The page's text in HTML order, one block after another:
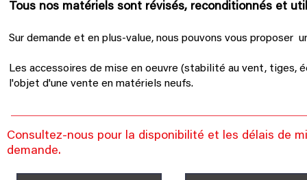
Tous nos matériels sont révisés, reconditionnés et
Sur demande et en plus-value, nous pouvons vous proposer
Les accessoires de mise en oeuvre (stabilité au vent, tiges,
l'objet d'une vente en matériels neufs.
Consultez-nous pour la disponibilité et les délais de
demande.